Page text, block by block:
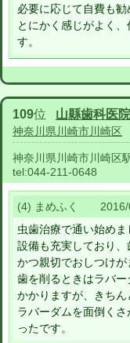
必要に応じて自費も勧
とにかく感じがよく
す。
109位 山縣歯科医院
神奈川県川崎市川崎区
神奈川県川崎市川崎区
tel:044-211-0648
(4) まめふく 2016/
虫歯治療で通い始めま
設備も充実しており、
かつ親切でおしつけが
歯を削るときはラバ
かかりますが、きちん
ラバーダムを面倒く
ったです。